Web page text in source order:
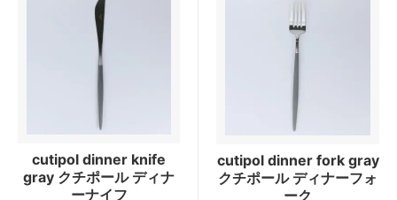
cutipol dinner knife
gray クチポール ディナ
ーナイフ
cutipol dinner fork gray
クチポール ディナーフォ
ーク